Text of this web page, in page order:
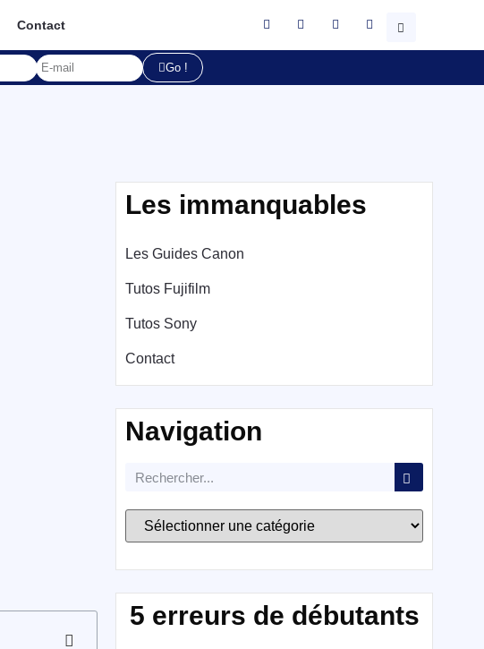
Contact
Go !
Les immanquables
Les Guides Canon
Tutos Fujifilm
Tutos Sony
Contact
Navigation
5 erreurs de débutants